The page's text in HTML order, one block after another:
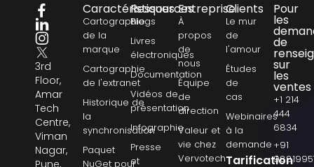
3rd
Floor,
Amar
Tech
Centre,
Viman
Nagar,
Caractéristiques
Cartographie
de la
marque
Cartographie
de l'extranet
Historique de
la
synchronisation
Paquet
NuGet pour
Ressources
Blogs
Livres
électroniques
Documentation
Vidéos de
présentation
Infographie
Presse
et
Entreprise
À
propos
de
nous
Équipe
de
direction
Valeur et
vie chez
Vervotech
Clients
Le mur
de
l'amour
Études
de
cas
Webinaires
à la
demande
Tarification
Pour
les
de
sur
les
ventes
+1 214
444
6834
+91